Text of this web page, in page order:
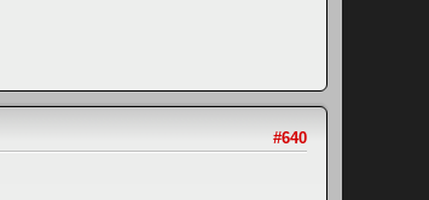
#640